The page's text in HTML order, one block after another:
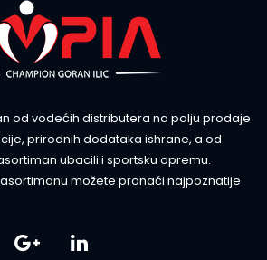
od vodećih distributera na polju prodaje
prirodnih dodataka ishrane, a od
ubacili i sportsku opremu.
možete pronaći najpoznatije